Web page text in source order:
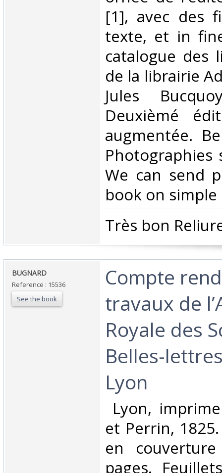
[1], avec des
texte, et in
catalogue des
de la librairie
Jules
Deuxièmé
augmentée.
Photographies
We can send
book on simple
‎Très bon
‎BUGNARD‎
Reference : 15536
See the book
‎Compte
travaux de
Royale des
Belles-
Lyon‎
Lyon,
et Perrin,
en
pages.